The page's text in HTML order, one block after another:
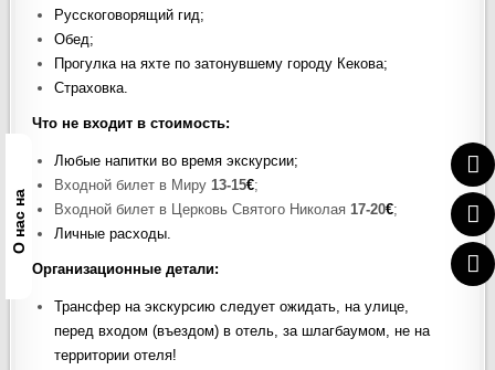
О нас на
Русскоговорящий гид;
Обед;
Прогулка на яхте по затонувшему городу Кекова;
Страховка.
Что не входит в стоимость:
Любые напитки во время экскурсии;
Входной билет в Миру13-15€;
Входной билет в Церковь Святого Николая17-20€;
Личные расходы.
Организационные детали:
Трансфер на экскурсию следует ожидать, на улице,
перед входом (въездом) в отель, за шлагбаумом, не на
территории отеля!